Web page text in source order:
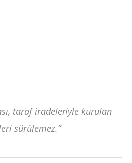
taraf iradeleriyle kurulan
sürülemez.”